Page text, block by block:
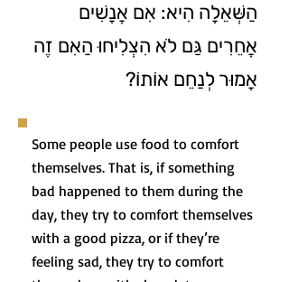
הַשְּׁאֵלָה הִיא: אִם אֲנָשִׁים
אֲחֵרִים גַּם לֹא הִצְלִיחוּ הַאִם זֶה
אָמוּר לְנַחֵם אוֹתוֹ?
Some people use food to comfort
themselves. That is, if something
bad happened to them during the
day, they try to comfort themselves
with a good pizza, or if they’re
feeling sad, they try to comfort